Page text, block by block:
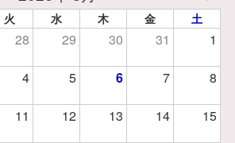
火 水 木 金 土
28 29 30 31 1
4 5 6 7 8
11 12 13 14 15